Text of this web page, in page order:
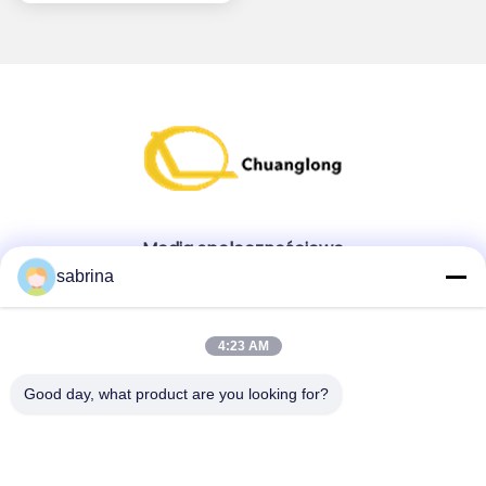
Media społecznościowe
Szybki kontakt
teren
sabrina
4:23 AM
Good day, what product are you looking for?